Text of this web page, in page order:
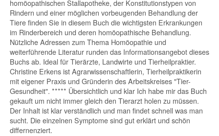
homöopathischen Stallapotheke, der Konstitutionstypen von
Rindern und einer möglichen vorbeugenden Behandlung der
Tiere finden Sie in diesem Buch die wichtigsten Erkrankungen
im Rinderbereich und deren homöopathische Behandlung.
Nützliche Adressen zum Thema Homöopathie und
weiterführende Literatur runden das Informationsangebot dieses
Buchs ab. Ideal für Tierärzte, Landwirte und Tierheilpraktier.
Christine Erkens ist Agrarwissenschaftlerin, Tierheilpraktikerin
mit eigener Praxis und Gründerin des Arbeitskreises "Tier-
Gesundheit". ***** Übersichtlich und klar Ich habe mir das Buch
gekauft um nicht immer gleich den Tierarzt holen zu müssen.
Der Inhalt ist klar verständlich und man findet schnell was man
sucht. Die einzelnen Symptome sind gut erklärt und schön
differnenziert.